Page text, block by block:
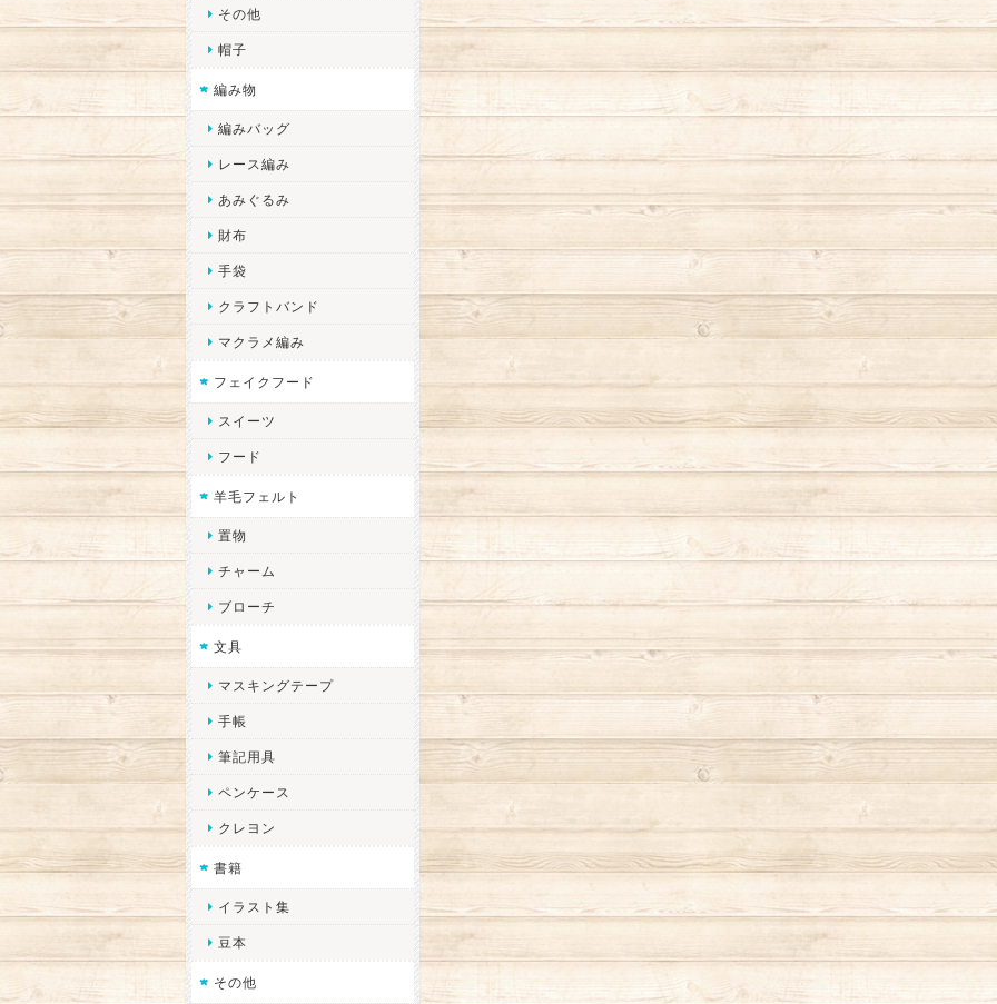
その他
帽子
編み物
編みバッグ
レース編み
あみぐるみ
財布
手袋
クラフトバンド
マクラメ編み
フェイクフード
スイーツ
フード
羊毛フェルト
置物
チャーム
ブローチ
文具
マスキングテープ
手帳
筆記用具
ペンケース
クレヨン
書籍
イラスト集
豆本
その他